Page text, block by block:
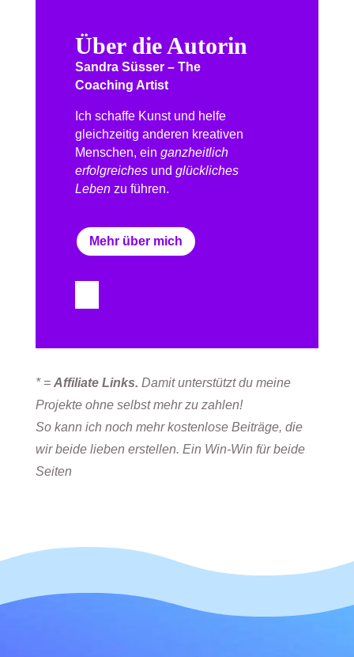
Über die Autorin
Sandra Süsser – The
Coaching Artist
Ich schaffe Kunst und helfe
gleichzeitig anderen kreativen
Menschen, ein ganzheitlich
erfolgreichesund glückliches
Lebenzu führen.
Mehr über mich
* = Affiliate Links. Damit unterstützt du meine
Projekte ohne selbst mehr zu zahlen!
So kann ich noch mehr kostenlose Beiträge, die
wir beide lieben erstellen. Ein Win-Win für beide
Seiten